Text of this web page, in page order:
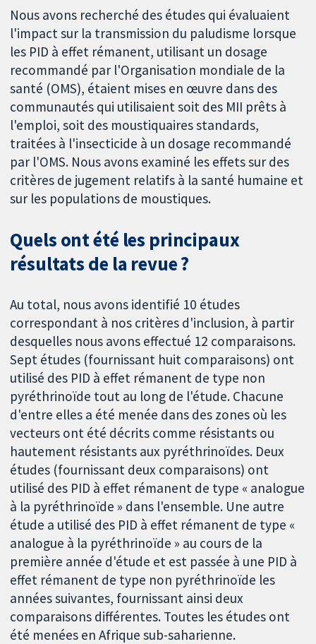
Nous avons recherché des études qui évaluaient
l'impact sur la transmission du paludisme lorsque
les PID à effet rémanent, utilisant un dosage
recommandé par l'Organisation mondiale de la
santé (OMS), étaient mises en œuvre dans des
communautés qui utilisaient soit des MII prêts à
l'emploi, soit des moustiquaires standards,
traitées à l'insecticide à un dosage recommandé
par l'OMS. Nous avons examiné les effets sur des
critères de jugement relatifs à la santé humaine et
sur les populations de moustiques.
Quels ont été les principaux
résultats de la revue ?
Au total, nous avons identifié 10 études
correspondant à nos critères d'inclusion, à partir
desquelles nous avons effectué 12 comparaisons.
Sept études (fournissant huit comparaisons) ont
utilisé des PID à effet rémanent de type non
pyréthrinoïde tout au long de l'étude. Chacune
d'entre elles a été menée dans des zones où les
vecteurs ont été décrits comme résistants ou
hautement résistants aux pyréthrinoïdes. Deux
études (fournissant deux comparaisons) ont
utilisé des PID à effet rémanent de type « analogue
à la pyréthrinoïde » dans l'ensemble. Une autre
étude a utilisé des PID à effet rémanent de type «
analogue à la pyréthrinoïde » au cours de la
première année d'étude et est passée à une PID à
effet rémanent de type non pyréthrinoïde les
années suivantes, fournissant ainsi deux
comparaisons différentes. Toutes les études ont
été menées en Afrique sub-saharienne.